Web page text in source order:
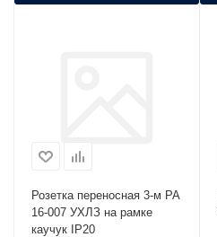
Розетка переносная 3-м РА
16-007 УХЛЗ на рамке
каучук IP20